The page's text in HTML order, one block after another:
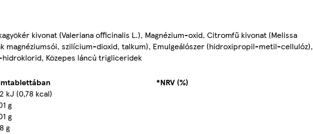
kivonat (Valeriana officinalis L.), Magnézium-oxid, Citromfű kivonat (Melissa
magnéziumsói, szilícium-dioxid, talkum), Emulgeálószer (hidroxipropil-metil-cellulóz),
Közepes láncú trigliceridek
*NRV (%)
kJ (0,78 kcal)
g
g
g